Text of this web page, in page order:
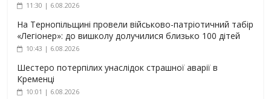
11:30 | 6.08.2026
На Тернопільщині провели військово-патріотичний табір
«Легіонер»: до вишколу долучилися близько 100 дітей
10:43 | 6.08.2026
Шестеро потерпілих унаслідок страшної аварії в
Кременці
10:01 | 6.08.2026